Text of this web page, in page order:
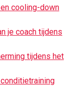
cooling-down
je coach tijdens
tijdens het